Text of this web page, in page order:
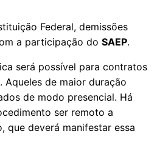
Federal, demissões
a participação do SAEP.
será possível para contratos
Aqueles de maior duração
de modo presencial. Há
ser remoto a
que deverá manifestar essa